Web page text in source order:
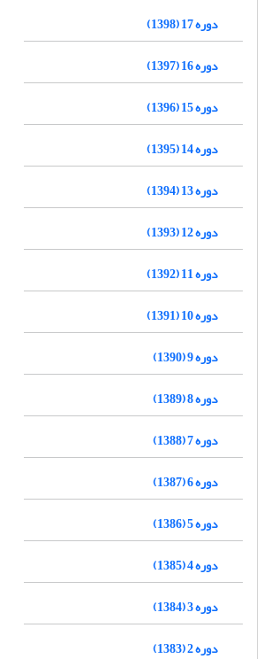
دوره 17 (1398)
دوره 16 (1397)
دوره 15 (1396)
دوره 14 (1395)
دوره 13 (1394)
دوره 12 (1393)
دوره 11 (1392)
دوره 10 (1391)
دوره 9 (1390)
دوره 8 (1389)
دوره 7 (1388)
دوره 6 (1387)
دوره 5 (1386)
دوره 4 (1385)
دوره 3 (1384)
دوره 2 (1383)